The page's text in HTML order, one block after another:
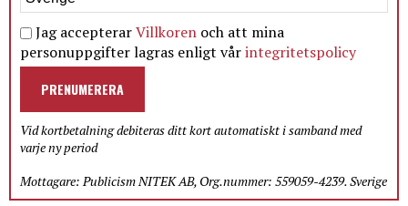
Jag accepterarVillkoren och att mina
personuppgifter lagras enligt vårintegritetspolicy
PRENUMERERA
Vid kortbetalning debiteras ditt kort automatiskt i samband med
varje ny period
Mottagare: Publicism NITEK AB, Org.nummer: 559059-4239. Sverige